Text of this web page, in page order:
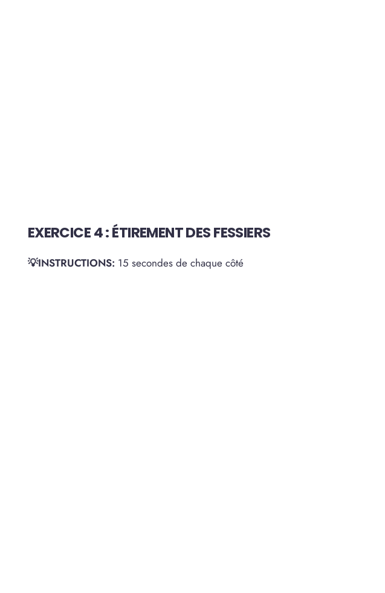
EXERCICE 4 : ÉTIREMENT DES FESSIERS
💡INSTRUCTIONS: 15 secondes de chaque côté